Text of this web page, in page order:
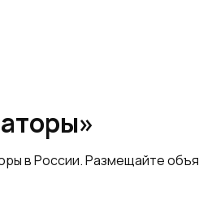
в России. Размещайте